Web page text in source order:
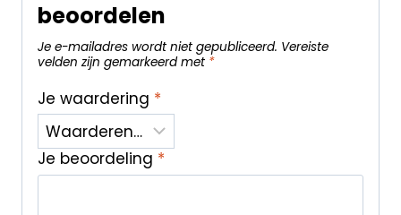
beoordelen
Je e-mailadres wordt niet gepubliceerd. Vereiste
velden zijn gemarkeerd met *
Je waardering *
Je beoordeling *